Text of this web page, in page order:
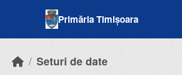
Primăria Timișoara
Seturi de date